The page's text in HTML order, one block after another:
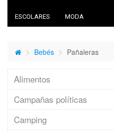
ESCOLARES MODA
Bebés Pañaleras
Alimentos
Campañas políticas
Camping